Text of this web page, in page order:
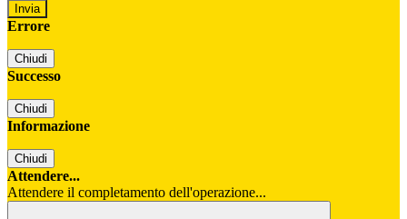
Errore
Chiudi
Successo
Chiudi
Informazione
Chiudi
Attendere...
Attendere il completamento dell'operazione...